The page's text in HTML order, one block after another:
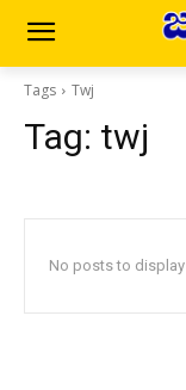
Tags Twj
Tag: twj
No posts to display